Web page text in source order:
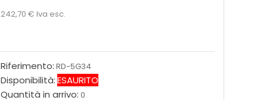
242,70 € Iva esc.
Riferimento: RD-5G34
Disponibilità:ESAURITO
Quantità in arrivo: 0